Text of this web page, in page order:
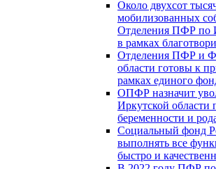
Около двухсот
мобилизованных
Отделения ПФР по
в рамках
Отделения ПФР и
области готовы к
рамках единого
ОПФР назначит
Иркутской области
беременности и
Социальный фонд
выполнять все
быстро и